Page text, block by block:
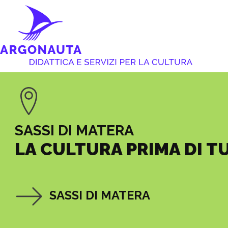
SASSI DI MATERA
LA CULTURA PRIMA DI
SASSI DI MATERA